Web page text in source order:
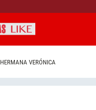
HERMANA VERÓNICA